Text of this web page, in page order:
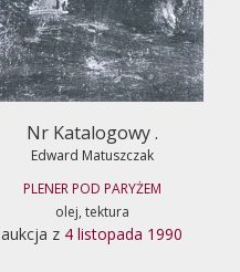
Nr Katalogowy .
Edward Matuszczak
PLENER POD PARYŻEM
olej, tektura
aukcja z 4 listopada 1990